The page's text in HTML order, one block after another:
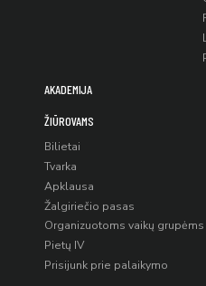
AKADEMIJA
ŽIŪROVAMS
Bilietai
Tvarka
Apklausa
Žalgiriečio pasas
Organizuotoms vaikų grupėms
Pietų IV
Prisijunk prie palaikymo